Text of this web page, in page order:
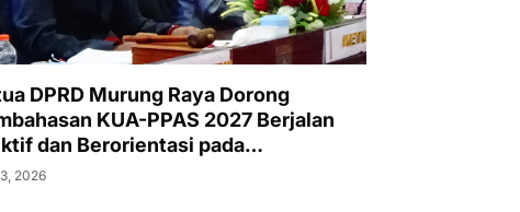
DPRD Murung Raya Dorong
KUA-PPAS 2027 Berjalan
dan Berorientasi pada
Masyarakat
2026